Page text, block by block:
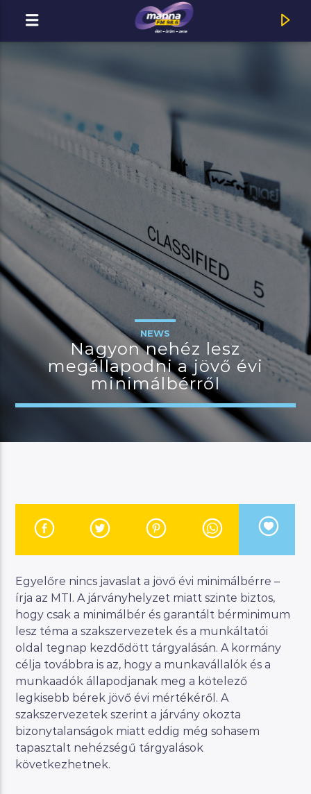
MOST ADÁSBAN
Title
Artist
JELENLEGI MŰSOR
MANNA WORLD
07:00
Manna FM
NEWS
Nagyon nehéz lesz
megállapodni a jövő évi
minimálbérről
Egyelőre nincs javaslat a jövő évi minimálbérre –
írja az MTI. A járványhelyzet miatt szinte biztos,
hogy csak a minimálbér és garantált bérminimum
lesz téma a szakszervezetek és a munkáltatói
oldal tegnap kezdődött tárgyalásán. A kormány
célja továbbra is az, hogy a munkavállalók és a
munkaadók állapodjanak meg a kötelező
legkisebb bérek jövő évi mértékéről. A
szakszervezetek szerint a járvány okozta
bizonytalanságok miatt eddig még sohasem
tapasztalt nehézségű tárgyalások
következhetnek.